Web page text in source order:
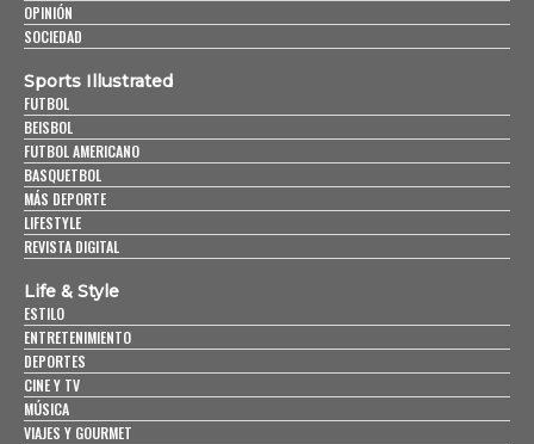
OPINIÓN
SOCIEDAD
Sports Illustrated
FUTBOL
BEISBOL
FUTBOL AMERICANO
BASQUETBOL
MÁS DEPORTE
LIFESTYLE
REVISTA DIGITAL
Life & Style
ESTILO
ENTRETENIMIENTO
DEPORTES
CINE Y TV
MÚSICA
VIAJES Y GOURMET